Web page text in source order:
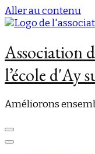
Aller au contenu
Association
l’école d'Ay
Améliorons